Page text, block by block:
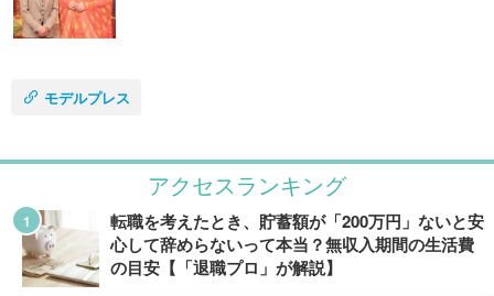
モデルプレス
アクセスランキング
転職を考えたとき、貯蓄額が「200万円」ないと安
心して辞めらないって本当？無収入期間の生活費
の目安【「退職プロ」が解説】